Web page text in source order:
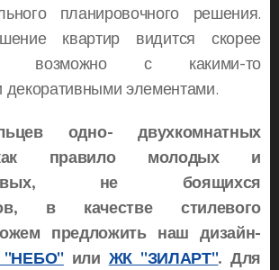
планировочного решения.
квартир видится скорее
возможно с какими-то
декоративными элементами.
одно- двухкомнатных
правило молодых и
не боящихся
в качестве стилевого
предложить наш дизайн-
или ЖК "ЗИЛАРТ". Для